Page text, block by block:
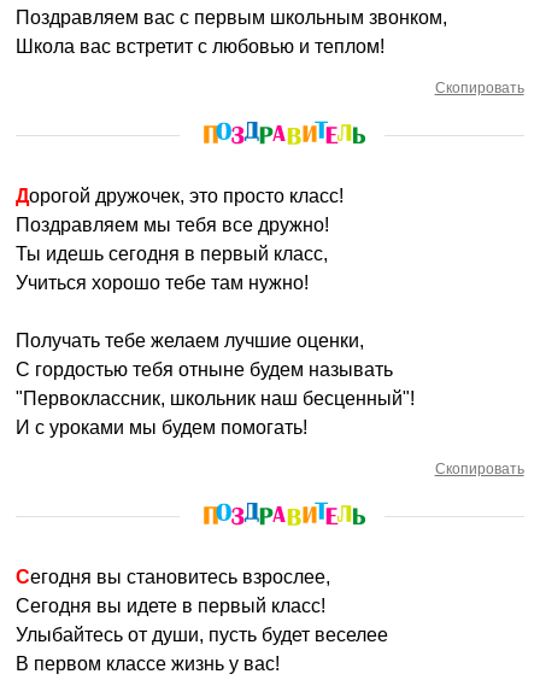
Поздравляем вас с первым школьным звонком,
Школа вас встретит с любовью и теплом!
Скопировать
Дорогой дружочек, это просто класс!
Поздравляем мы тебя все дружно!
Ты идешь сегодня в первый класс,
Учиться хорошо тебе там нужно!
Получать тебе желаем лучшие оценки,
С гордостью тебя отныне будем называть
"Первоклассник, школьник наш бесценный"!
И с уроками мы будем помогать!
Скопировать
Сегодня вы становитесь взрослее,
Сегодня вы идете в первый класс!
Улыбайтесь от души, пусть будет веселее
В первом классе жизнь у вас!